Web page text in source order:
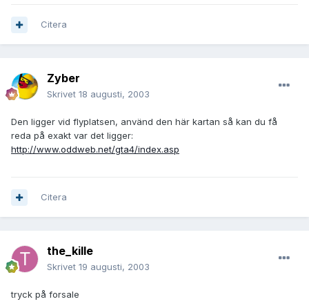
Citera
Zyber
Skrivet 18 augusti, 2003
Den ligger vid flyplatsen, använd den här kartan så kan du få
reda på exakt var det ligger:
http://www.oddweb.net/gta4/index.asp
Citera
the_kille
Skrivet 19 augusti, 2003
tryck på forsale